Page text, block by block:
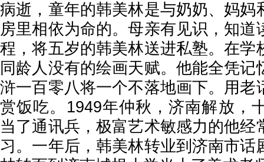
病逝，童年的韩美林是与奶奶、妈妈
房里相依为命的。母亲有见识，知道
程，将五岁的韩美林送进私塾。在学
同龄人没有的绘画天赋。他能全凭记
浒一百零八将一个不落地画下。用老
赏饭吃。1949年仲秋，济南解放，
当了通讯兵，极富艺术敏感力的他经
习。一年后，韩美林转业到济南市话